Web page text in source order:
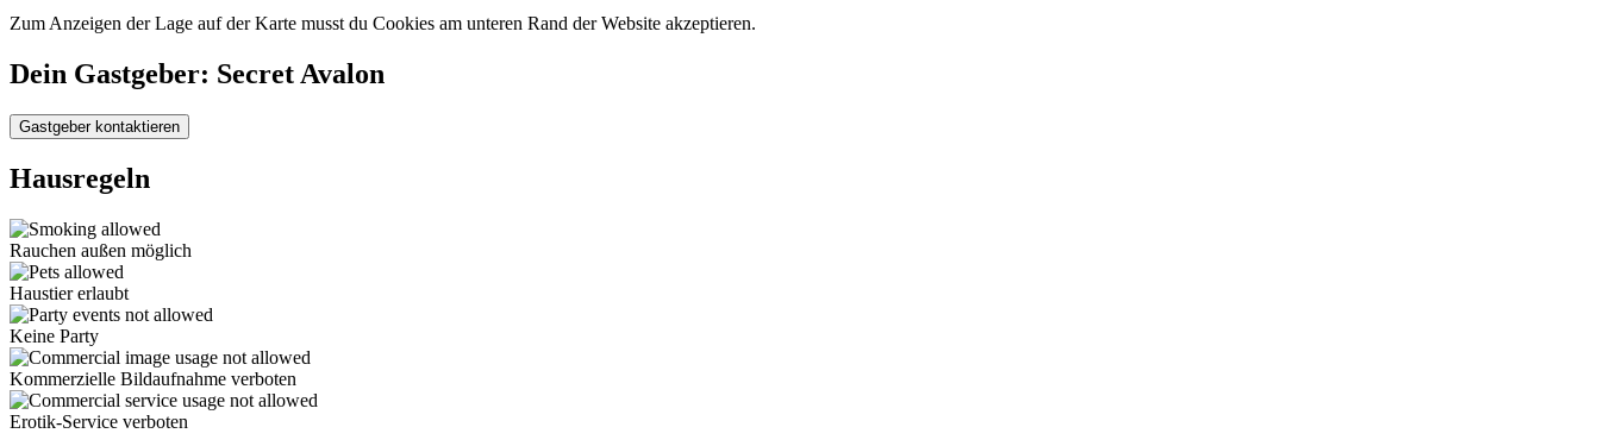
Zum Anzeigen der Lage auf der Karte musst du Cookies am unteren Rand der Website akzeptieren.
Dein Gastgeber: Secret Avalon
Gastgeber kontaktieren
Hausregeln
Rauchen außen möglich
Haustier erlaubt
Keine Party
Kommerzielle Bildaufnahme verboten
Erotik-Service verboten